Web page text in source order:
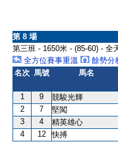
第 8 場
第三班 - 1650米 - (85-60) - 全
全方位賽事重溫
餘勢分
名次 馬號 馬名
1 9 競駿光輝
2
7 堅闖
3
4 精英雄心
4
12 快搏